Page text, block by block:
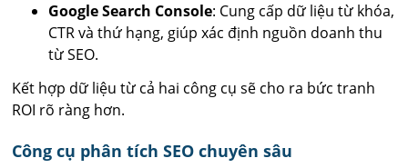
Google Search Console: Cung cấp dữ liệu từ khóa,
CTR và thứ hạng, giúp xác định nguồn doanh thu
từ SEO.
Kết hợp dữ liệu từ cả hai công cụ sẽ cho ra bức tranh
ROI rõ ràng hơn.
Công cụ phân tích SEO chuyên sâu